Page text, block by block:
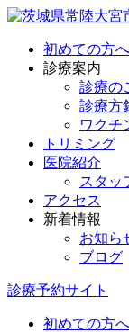
初めての方へ
診療案内
診療の
診療方
ワクチ
トリミング
医院紹介
スタッ
アクセス
新着情報
お知ら
ブログ
診療予約サイト
初めての方へ